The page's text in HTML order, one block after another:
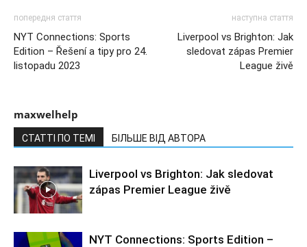
попередня стаття
NYT Connections: Sports
Edition – Řešení a tipy pro 24.
listopadu 2023
наступна стаття
Liverpool vs Brighton: Jak
sledovat zápas Premier
League živě
maxwelhelp
СТАТТІ ПО ТЕМІ БІЛЬШЕ ВІД АВТОРА
Liverpool vs Brighton: Jak sledovat
zápas Premier League živě
NYT Connections: Sports Edition –